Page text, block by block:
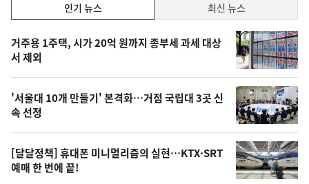
기,
최
신,
오
늘
의
영
상
인기 뉴스 최신 뉴스
기
뉴
스
거주용 1주택, 시가 20억 원까지 종부세 과세 대상
서 제외
'서울대 10개 만들기' 본격화…거점 국립대 3곳 신
속 선정
[달달정책] 휴대폰 미니멀리즘의 실현…KTX·SRT
예매 한 번에 끝!